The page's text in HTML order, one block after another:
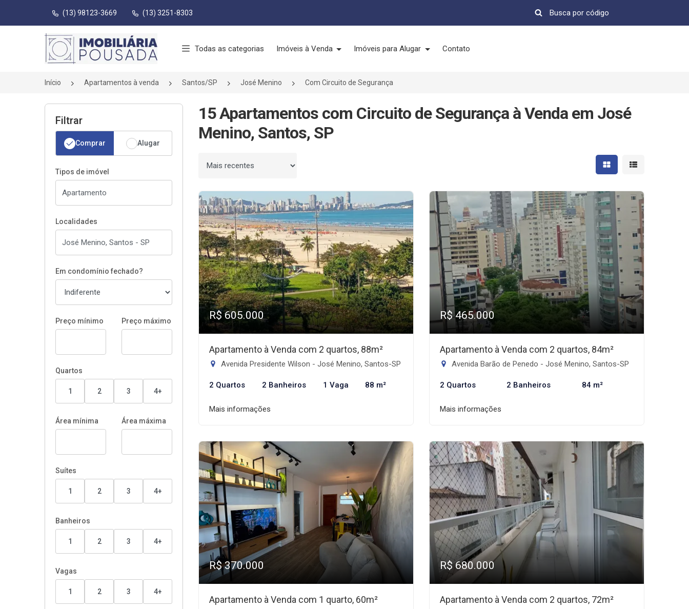
(13) 98123-3669 (13) 3251-8303
Página inicial
Todas as categorias Imóveis à Venda Imóveis para Alugar Contato
Início Apartamentos à venda Santos/SP José Menino Com Circuito de Segurança
Filtrar
Comprar Alugar
Tipos de imóvel
Localidades
Em condomínio fechado?
Preço mínimo Preço máximo
Quartos
1 2 3 4+
Área mínima Área máxima
Suítes
1 2 3 4+
Banheiros
1 2 3 4+
Vagas
1 2 3 4+
15 Apartamentos com Circuito de Segurança à Venda em José
Menino, Santos, SP
Ordenar por Mostrar resultados em
Mostrar
R$ 605.000
Apartamento à Venda com 2 quartos, 88m²
Avenida Presidente Wilson - José Menino, Santos-SP
2 Quartos 2 Banheiros 1 Vaga 88 m²
Mais informações
R$ 465.000
Apartamento à Venda com 2 quartos, 84m²
Avenida Barão de Penedo - José Menino, Santos-SP
2 Quartos 2 Banheiros 84 m²
Mais informações
R$ 370.000
Apartamento à Venda com 1 quarto, 60m²
R$ 680.000
Apartamento à Venda com 2 quartos, 72m²